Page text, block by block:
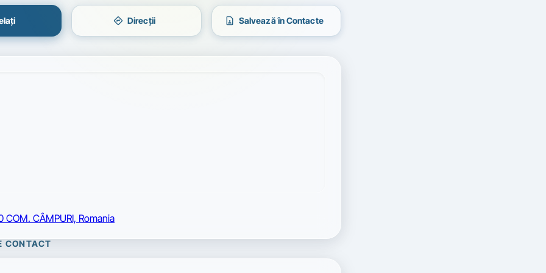
directions Direcții contact_page Salvează în Contacte
COM. CÂMPURI, Romania
CONTACT